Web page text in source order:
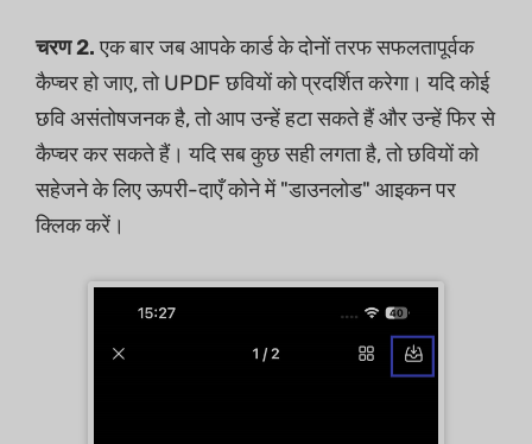
चरण 2.एक बार जब आपके कार्ड के दोनों तरफ सफलतापूर्वक
कैप्चर हो जाए, तो UPDF छवियों को प्रदर्शित करेगा। यदि कोई
छवि असंतोषजनक है, तो आप उन्हें हटा सकते हैं और उन्हें फिर से
कैप्चर कर सकते हैं। यदि सब कुछ सही लगता है, तो छवियों को
सहेजने के लिए ऊपरी-दाएँ कोने में "डाउनलोड" आइकन पर
क्लिक करें।